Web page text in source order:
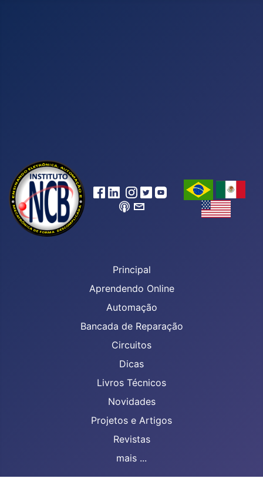
Principal
Aprendendo Online
Automação
Bancada de Reparação
Circuitos
Dicas
Livros Técnicos
Novidades
Projetos e Artigos
Revistas
mais ...